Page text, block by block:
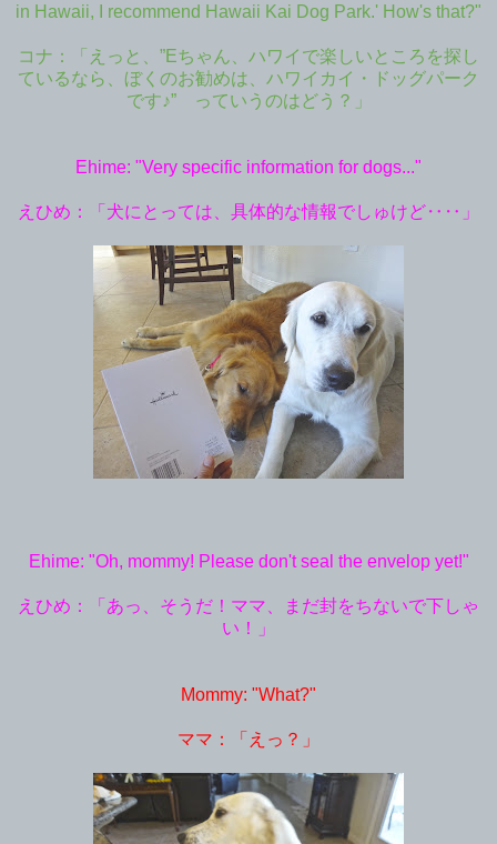
in Hawaii, I recommend Hawaii Kai Dog Park.' How's that?"
コナ：「えっと、”Eちゃん、ハワイで楽しいところを探し
ているなら、ぼくのお勧めは、ハワイカイ・ドッグパーク
です♪” っていうのはどう？」
Ehime: "Very specific information for dogs..."
えひめ：「犬にとっては、 具体的な情報でしゅけど‥‥」
Ehime: "Oh, mommy! Please don't seal the envelop yet!"
えひめ：「あっ、そうだ！ママ、まだ封をちないで下しゃ
い！」
Mommy: "What?"
ママ：「えっ？」